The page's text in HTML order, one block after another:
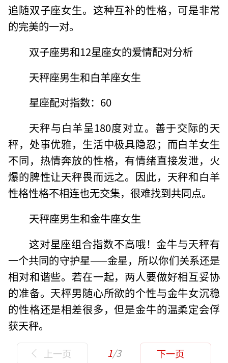
追随双子座女生。这种互补的性格，可是非常
的完美的一对。
双子座男和12星座女的爱情配对分析
天秤座男生和白羊座女生
星座配对指数：60
天秤与白羊呈180度对立。善于交际的天
秤，处事优雅，生活中极具隐忍；而白羊女生
不同，热情奔放的性格，有情绪直接发泄，火
爆的脾性让天秤畏而远之。因此，天秤和白羊
性格性格不相连也无交集，很难找到共同点。
天秤座男生和金牛座女生
这对星座组合指数不高哦！金牛与天秤有
一个共同的守护星——金星，所以你们关系还是
相对和谐些。若在一起，两人要做好相互妥协
的准备。天枰男随心所欲的个性与金牛女沉稳
的性格还是相差很多，但是金牛的温柔定会俘
获天秤。
上一页 1/3 下一页